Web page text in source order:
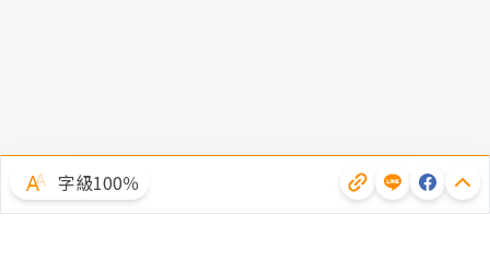
字級100％